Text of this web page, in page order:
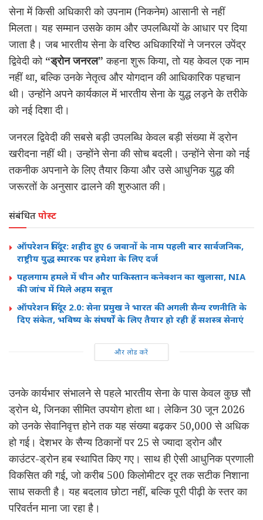
सेना में किसी अधिकारी को उपनाम (निकनेम) आसानी से नहीं
मिलता। यह सम्मान उसके काम और उपलब्धियों के आधार पर दिया
जाता है। जब भारतीय सेना के वरिष्ठ अधिकारियों ने जनरल उपेंद्र
द्विवेदी को “ड्रोन जनरल” कहना शुरू किया, तो यह केवल एक नाम
नहीं था, बल्कि उनके नेतृत्व और योगदान की आधिकारिक पहचान
थी। उन्होंने अपने कार्यकाल में भारतीय सेना के युद्ध लड़ने के तरीके
को नई दिशा दी।
जनरल द्विवेदी की सबसे बड़ी उपलब्धि केवल बड़ी संख्या में ड्रोन
खरीदना नहीं थी। उन्होंने सेना की सोच बदली। उन्होंने सेना को नई
तकनीक अपनाने के लिए तैयार किया और उसे आधुनिक युद्ध की
जरूरतों के अनुसार ढालने की शुरुआत की।
संबंधितपोस्ट
ऑपरेशन सिंदूर: शहीद हुए 6 जवानों के नाम पहली बार सार्वजनिक,
राष्ट्रीय युद्ध स्मारक पर हमेशा के लिए दर्ज
पहलगाम हमले में चीन और पाकिस्तान कनेक्शन का खुलासा, NIA
की जांच में मिले अहम सबूत
ऑपरेशन सिंदूर 2.0: सेना प्रमुख ने भारत की अगली सैन्य रणनीति के
दिए संकेत, भविष्य के संघर्षों के लिए तैयार हो रही हैं सशस्त्र सेनाएं
और लोड करें
उनके कार्यभार संभालने से पहले भारतीय सेना के पास केवल कुछ सौ
ड्रोन थे, जिनका सीमित उपयोग होता था। लेकिन 30 जून 2026
को उनके सेवानिवृत्त होने तक यह संख्या बढ़कर 50,000 से अधिक
हो गई। देशभर के सैन्य ठिकानों पर 25 से ज्यादा ड्रोन और
काउंटर-ड्रोन हब स्थापित किए गए। साथ ही ऐसी आधुनिक प्रणाली
विकसित की गई, जो करीब 500 किलोमीटर दूर तक सटीक निशाना
साध सकती है। यह बदलाव छोटा नहीं, बल्कि पूरी पीढ़ी के स्तर का
परिवर्तन माना जा रहा है।